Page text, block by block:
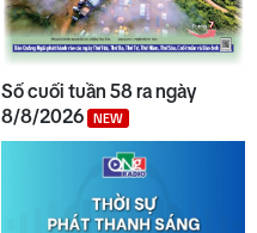
Số cuối tuần 58 ra ngày
8/8/2026
NEW